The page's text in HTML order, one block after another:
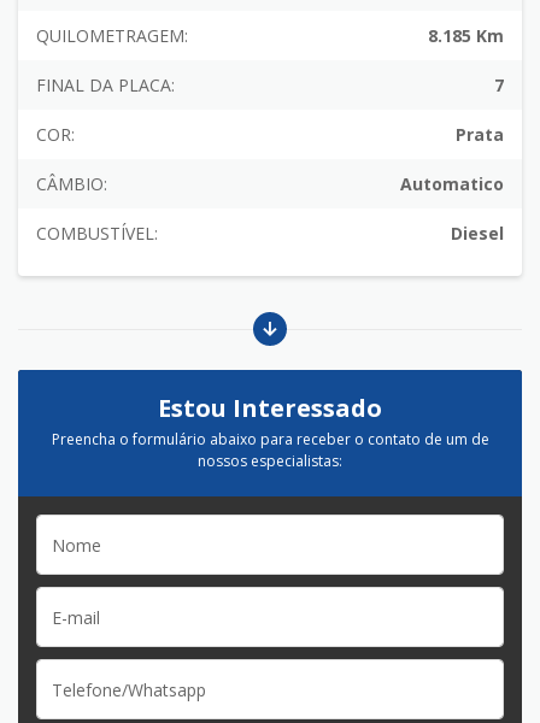
QUILOMETRAGEM: 8.185 Km
FINAL DA PLACA: 7
COR: Prata
CÂMBIO: Automatico
COMBUSTÍVEL: Diesel
Estou Interessado
Preencha o formulário abaixo para receber o contato de um de
nossos especialistas: